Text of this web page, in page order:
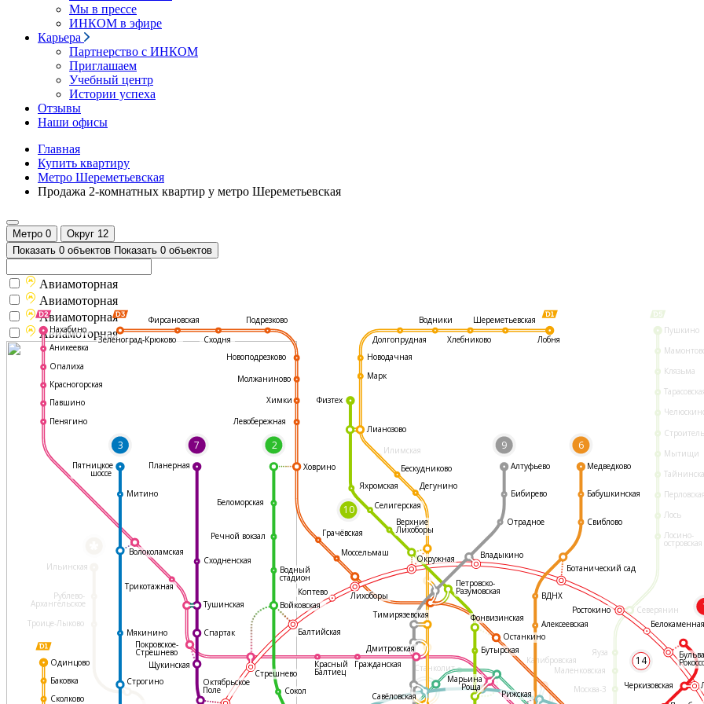
Мы в прессе
ИНКОМ в эфире
Карьера
Партнерство с ИНКОМ
Приглашаем
Учебный центр
Истории успеха
Отзывы
Наши офисы
Главная
Купить квартиру
Метро Шереметьевская
Продажа 2-комнатных квартир у метро Шереметьевская
Метро 0 Округ 12
Показать 0 объектов Показать 0 объектов
Илимская
Пушкино
Клязьма
Мытищи
Лось
Лосино-
островская
Северянин
Яуза
Маленковская
Москва-3
Ильинская
Рублево-
Архангельское
Троице-Лыково
Калибровская
Станколит
3 7
14
2 9 6
10
Фирсановская
Сходня
Подрезково
Новоподрезково
Молжаниново
Химки
Левобережная
Ховрино
Грачёвская
Моссельмаш
Останкино
Медведково
Бабушкинская
Свиблово
ВДНХ
Алексеевская
Рижская
Сокол
Красный
Балтиец
Гражданская
Дмитровская
Коптево Лихоборы
Балтийская
Войковская
Водный
стадион
Сходненская
Трикотажная
Волоколамская
Тушинская
Мякинино
Строгино
Митино
Нахабино
Аникеевка
Опалиха
Красногорская
Павшино
Пенягино
Одинцово
Баковка
Сколково
Пятницкое
шоссе
Планерная
Спартак
Стрешнево
Щукинская
Октябрьское
Поле
Окружная
Дегунино
Бескудниково
Верхние
Лихоборы
Селигерская
Физтех
Яхромская
Марк
Лианозово
Новодачная
Речной вокзал
Беломорская
Долгопрудная
Водники
Хлебниково
Шереметьевская
Лобня
Тимирязевская
Марьина
Роща
Савёловская
Фонвизинская
Бутырская
Петровско-
Разумовская
Покровское-
Стрешнево
Бибирево
Отрадное
Владыкино
Ботанический сад
Алтуфьево
Ростокино
Черкизовская
Зеленоград-Крюково
Авиамоторная
Авиамоторная
Авиамоторная
Авиамоторная